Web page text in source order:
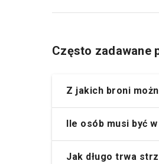
Często zadawane
Z jakich broni
Ile osób musi być
Jak długo trwa